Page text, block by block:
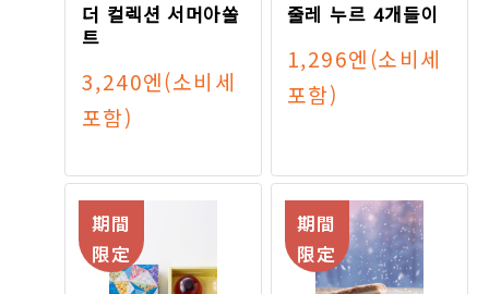
더 컬렉션 서머아쏠
트
3,240엔(소비세
포함)
줄레 누르 4개들이
1,296엔(소비세
포함)
期間
限定
期間
限定